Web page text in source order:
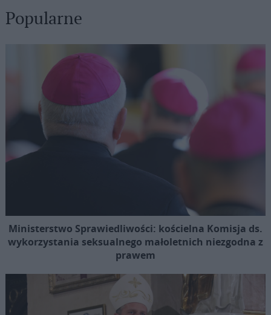
Popularne
Ministerstwo Sprawiedliwości: kościelna Komisja ds.
wykorzystania seksualnego małoletnich niezgodna z
prawem